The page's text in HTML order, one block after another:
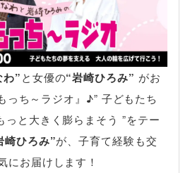
わ”と女優の“岩崎ひろみ” がお
っち～ラジオ』♪” 子どもたち
っと大きく膨らまそう ”をテー
崎ひろみ”が、子育て経験も交
にお届けします！